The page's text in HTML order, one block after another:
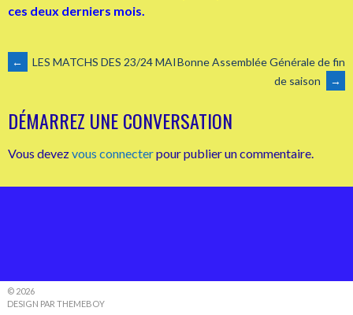
ces deux derniers mois.
NAVIGATION
DES
ARTICLES
← LES MATCHS DES 23/24 MAIBonne Assemblée Générale de fin
de saison
→
DÉMARREZ UNE CONVERSATION
Vous devezvous connecterpour publier un commentaire.
© 2026
DESIGN PAR THEMEBOY